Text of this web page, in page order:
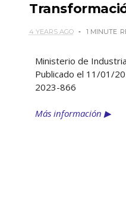
4 YEARS AGO 1 MINUTE
Ministerio de
Publicado el 11/01/
2023-866
Más información ▶